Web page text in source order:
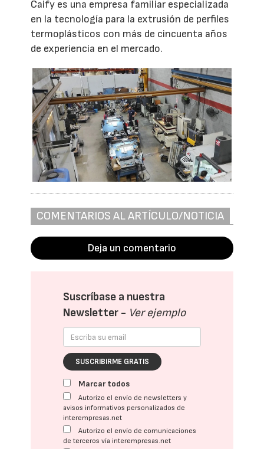
Caify es una empresa familiar especializada
en la tecnología para la extrusión de perfiles
termoplásticos con más de cincuenta años
de experiencia en el mercado.
COMENTARIOS AL ARTÍCULO/NOTICIA
Deja un comentario
Suscríbase a nuestra
Newsletter - Ver ejemplo
SUSCRIBIRME GRATIS
Marcar todos
Autorizo el envío de newsletters y
avisos informativos personalizados de
interempresas.net
Autorizo el envío de comunicaciones
de terceros vía interempresas.net